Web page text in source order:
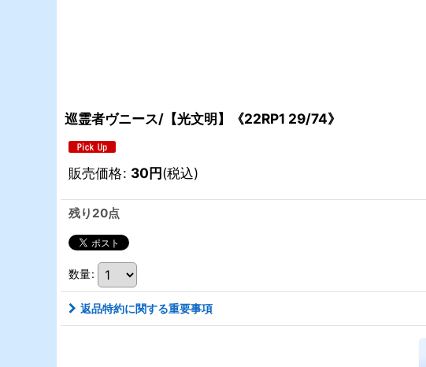
巡霊者ヴニース/【光文明】《22RP1 29/74》
販売価格: 30円(税込)
残り20点
数量:
返品特約に関する重要事項